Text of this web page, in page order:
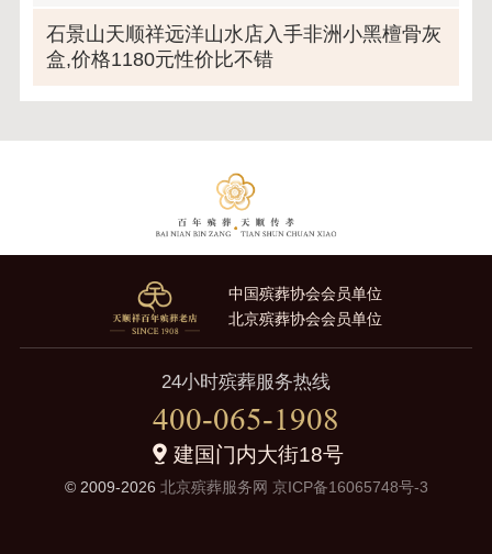
石景山天顺祥远洋山水店入手非洲小黑檀骨灰
盒,价格1180元性价比不错
中国殡葬协会会员单位
北京殡葬协会会员单位
24小时殡葬服务热线
400-065-1908
建国门内大街18号
© 2009-2026 北京殡葬服务网 京ICP备16065748号-3